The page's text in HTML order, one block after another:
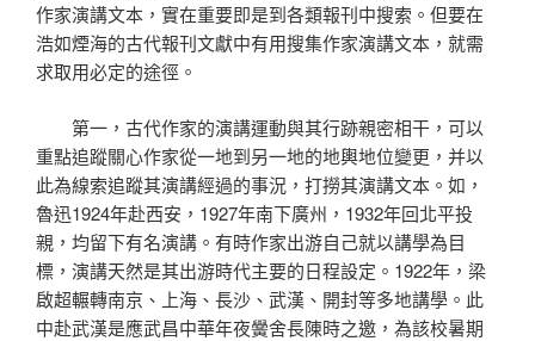
作家演講文本，實在重要即是到各類報刊中搜索。但要在
浩如煙海的古代報刊文獻中有用搜集作家演講文本，就需
求取用必定的途徑。
第一，古代作家的演講運動與其行跡親密相干，可以
重點追蹤關心作家從一地到另一地的地輿地位變更，并以
此為線索追蹤其演講經過的事況，打撈其演講文本。如，
魯迅1924年赴西安，1927年南下廣州，1932年回北平投
親，均留下有名演講。有時作家出游自己就以講學為目
標，演講天然是其出游時代主要的日程設定。1922年，梁
啟超輾轉南京、上海、長沙、武漢、開封等多地講學。此
中赴武漢是應武昌中華年夜黌舍長陳時之邀，為該校暑期